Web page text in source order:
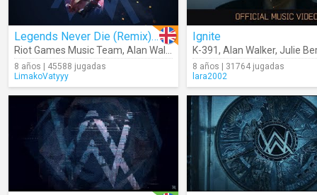
Legends Never Die (Remix) (Audio)
Riot Games Music Team, Alan Walker
8 años | 45588 jugadas
LimakoVatyyy
Ignite
K-391 , Alan Walker, Julie
8 años | 31764 jugadas
lara2002